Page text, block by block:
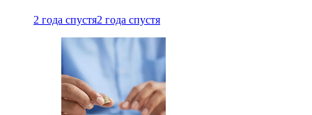
2 года спустя2 года спустя